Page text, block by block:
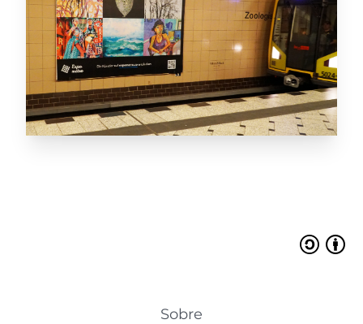
Mohammed Aboudalal
Artista Pintor
He tenido el honor y el privilegio de estar
presente entre artistas de todo el mundo
representando en esta exposición a mi
Sobre